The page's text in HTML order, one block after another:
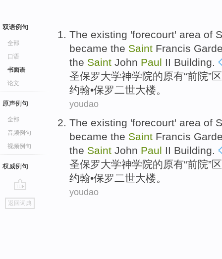
双语例句
全部
口语
书面语
论文
原声例句
全部
音频例句
视频例句
权威例句
go
top
返回词典
The existing 'forecourt' area of
became the Saint Francis
the Saint John Paul II Building.
圣保罗大学神学院的原有“前院”区
约翰•保罗二世大楼。
youdao
The existing 'forecourt' area of
became the Saint Francis
the Saint John Paul II Building.
圣保罗大学神学院的原有“前院”区
约翰•保罗二世大楼。
youdao